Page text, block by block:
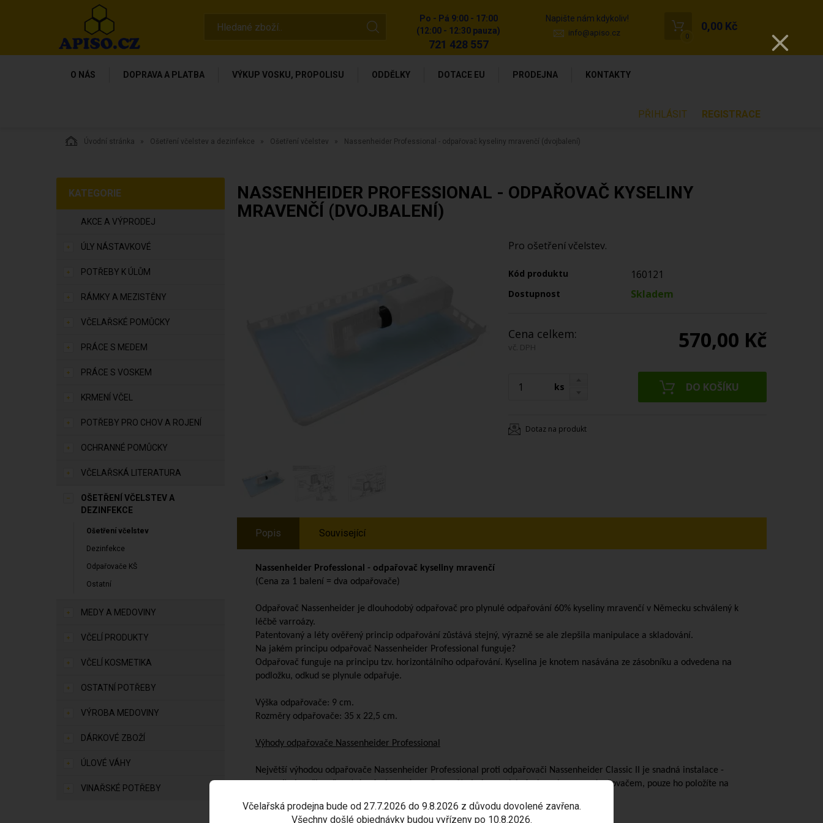
Po - Pá 9:00 - 17:00
(12:00 - 12:30 pauza)
721 428 557
Napište nám kdykoliv!
info@apiso.cz 0
0,00 Kč
O NÁS DOPRAVA A PLATBA VÝKUP VOSKU, PROPOLISU ODDĚLKY DOTACE EU PRODEJNA KONTAKTY
PŘIHLÁSIT REGISTRACE
Úvodní stránka Ošetření včelstev a dezinfekce Ošetření včelstev Nassenheider Professional - odpařovač kyseliny mravenčí (dvojbalení)
KATEGORIE
AKCE A VÝPRODEJ
ÚLY NÁSTAVKOVÉ
POTŘEBY K ÚLŮM
RÁMKY A MEZISTĚNY
VČELAŘSKÉ POMŮCKY
PRÁCE S MEDEM
PRÁCE S VOSKEM
KRMENÍ VČEL
POTŘEBY PRO CHOV A ROJENÍ
OCHRANNÉ POMŮCKY
VČELAŘSKÁ LITERATURA
OŠETŘENÍ VČELSTEV A
DEZINFEKCE
Ošetření včelstev
Dezinfekce
Odpařovače KŠ
Ostatní
MEDY A MEDOVINY
VČELÍ PRODUKTY
VČELÍ KOSMETIKA
OSTATNÍ POTŘEBY
VÝROBA MEDOVINY
DÁRKOVÉ ZBOŽÍ
ÚLOVÉ VÁHY
VINAŘSKÉ POTŘEBY
NASSENHEIDER PROFESSIONAL - ODPAŘOVAČ KYSELINY
MRAVENČÍ (DVOJBALENÍ)
Pro ošetření včelstev.
Kód produktu 160121
Dostupnost Skladem
Cena celkem:
vč. DPH 570,00 Kč
ks
Dotaz na produkt
Popis Související
Nassenheider Professional - odpařovač kyseliny mravenčí
(Cena za 1 balení = dva odpařovače)
Odpařovač Nassenheider je dlouhodobý odpařovač pro plynulé odpařování 60% kyseliny mravenčí v Německu schválený k
léčbě varroázy.
Patentovaný a léty ověřený princip odpařování zůstává stejný, výrazně se ale zlepšila manipulace a skladování.
Na jakém principu odpařovač Nassenheider Professional funguje?
Odpařovač funguje na principu tzv. horizontálního odpařování. Kyselina je knotem nasávána ze zásobníku a odvedena na
podložku, odkud se plynule odpařuje.
Výška odpařovače: 9 cm.
Rozměry odpařovače: 35 x 22,5 cm.
Výhody odpařovače Nassenheider Professional
Největší výhodou odpařovače Nassenheider Professional proti odpařovači Nassenheider Classic II je snadná instalace -
nemusíte ho připevňovat do rámku a zároveň nemáte jednu pozici rámku zabranou odpařovačem, pouze ho položíte na
Včelařská prodejna bude od 27.7.2026 do 9.8.2026 z důvodu dovolené zavřena.
Všechny došlé objednávky budou vyřízeny po 10.8.2026.